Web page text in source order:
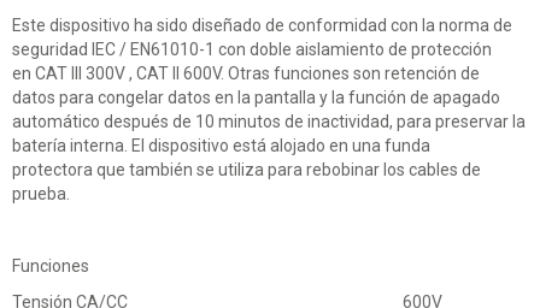
Este dispositivo ha sido diseñado de conformidad con la norma de
seguridad IEC / EN61010-1 con doble aislamiento de protección
en CAT III 300V , CAT II 600V. Otras funciones son retención de
datos para congelar datos en la pantalla y la función de apagado
automático después de 10 minutos de inactividad, para preservar la
batería interna. El dispositivo está alojado en una funda
protectora que también se utiliza para rebobinar los cables de
prueba.
Funciones
Tensión CA/CC
600V